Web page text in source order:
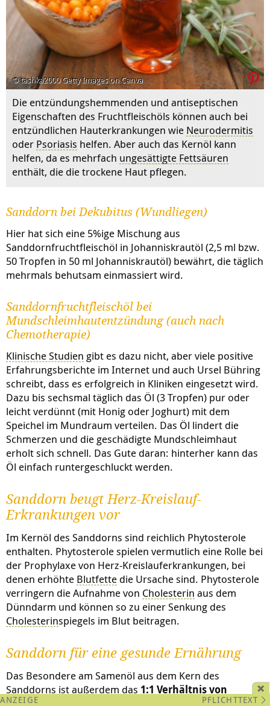
© tashka2000 Getty Images on Canva
Die entzündungshemmenden und antiseptischen
Eigenschaften des Fruchtfleischöls können auch bei
entzündlichen Hauterkrankungen wie Neurodermitis
oder Psoriasis helfen. Aber auch das Kernöl kann
helfen, da es mehrfach ungesättigte Fettsäuren
enthält, die die trockene Haut pflegen.
Sanddorn bei Dekubitus (Wundliegen)
Hier hat sich eine 5%ige Mischung aus
Sanddornfruchtfleischöl in Johanniskrautöl (2,5 ml bzw.
50 Tropfen in 50 ml Johanniskrautöl) bewährt, die täglich
mehrmals behutsam einmassiert wird.
Sanddornfruchtfleischöl bei
Mundschleimhautentzündung (auch nach
Chemotherapie)
Klinische Studien gibt es dazu nicht, aber viele positive
Erfahrungsberichte im Internet und auch Ursel Bühring
schreibt, dass es erfolgreich in Kliniken eingesetzt wird.
Dazu bis sechsmal täglich das Öl (3 Tropfen) pur oder
leicht verdünnt (mit Honig oder Joghurt) mit dem
Speichel im Mundraum verteilen. Das Öl lindert die
Schmerzen und die geschädigte Mundschleimhaut
erholt sich schnell. Das Gute daran: hinterher kann das
Öl einfach runtergeschluckt werden.
Sanddorn beugt Herz-Kreislauf-
Erkrankungen vor
Im Kernöl des Sanddorns sind reichlich Phytosterole
enthalten. Phytosterole spielen vermutlich eine Rolle bei
der Prophylaxe von Herz-Kreislauferkrankungen, bei
denen erhöhte Blutfette die Ursache sind. Phytosterole
verringern die Aufnahme von Cholesterin aus dem
Dünndarm und können so zu einer Senkung des
Cholesterinspiegels im Blut beitragen.
Sanddorn für eine gesunde Ernährung
Das Besondere am Samenöl aus dem Kern des
Sanddorns ist außerdem das 1:1 Verhältnis von
PFLICHTTEXT